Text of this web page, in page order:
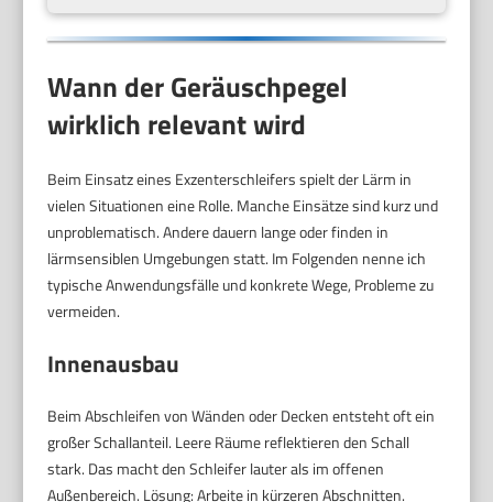
Wann der Geräuschpegel
wirklich relevant wird
Beim Einsatz eines Exzenterschleifers spielt der Lärm in
vielen Situationen eine Rolle. Manche Einsätze sind kurz und
unproblematisch. Andere dauern lange oder finden in
lärmsensiblen Umgebungen statt. Im Folgenden nenne ich
typische Anwendungsfälle und konkrete Wege, Probleme zu
vermeiden.
Innenausbau
Beim Abschleifen von Wänden oder Decken entsteht oft ein
großer Schallanteil. Leere Räume reflektieren den Schall
stark. Das macht den Schleifer lauter als im offenen
Außenbereich. Lösung: Arbeite in kürzeren Abschnitten.